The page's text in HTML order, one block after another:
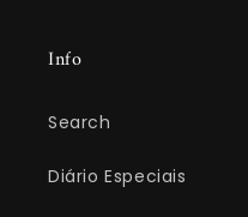
Info
Search
Diário Especiais